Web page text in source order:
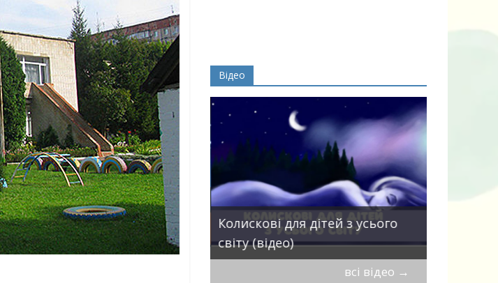
Відео
Чарівні українські колискові
пісні для дітей (слова та
музика)
Колискові для дітей з усього
світу (відео)
всі відео →